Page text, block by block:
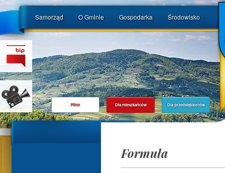
Samorząd O Gminie Gospodarka Środowisko
Pilne Dla mieszkańców Dla przedsiębiorców
Formuła